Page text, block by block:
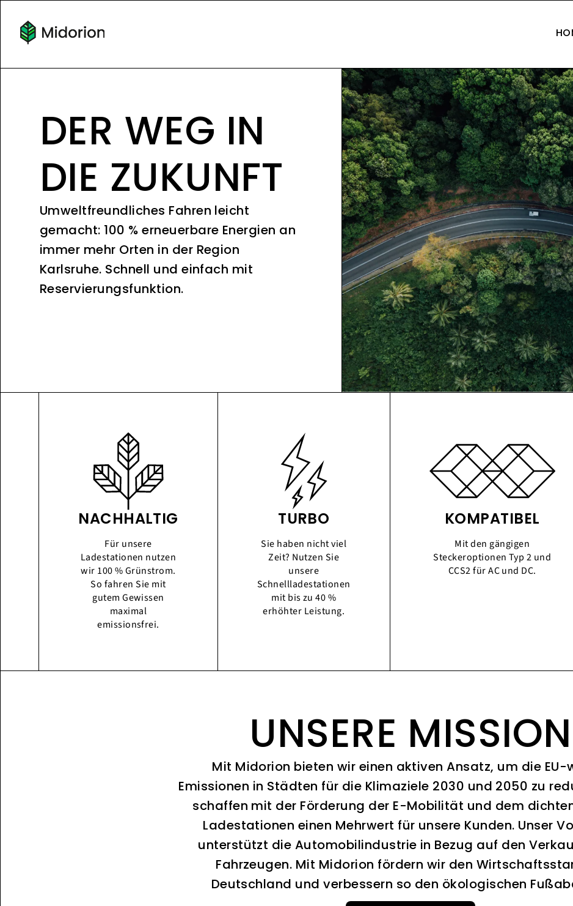
DER WEG IN
DIE ZUKUNFT
Umweltfreundliches Fahren leicht
gemacht: 100 % erneuerbare Energien an
immer mehr Orten in der Region
Karlsruhe. Schnell und einfach mit
Reservierungsfunktion.
NACHHALTIG
Für unsere
Ladestationen nutzen
wir 100 % Grünstrom.
So fahren Sie mit
gutem Gewissen
maximal
emissionsfrei.
TURBO
Sie haben nicht viel
Zeit? Nutzen Sie
unsere
Schnellladestationen
mit bis zu 40 %
erhöhter Leistung.
KOMPATIBEL
Mit den gängigen
Steckeroptionen Typ 2 und
CCS2 für AC und DC.
UNSERE MISSION
Mit Midorion bieten wir einen aktiven Ansatz, um die EU-
Emissionen in Städten für die Klimaziele 2030 und 2050 zu
schaffen mit der Förderung der E-Mobilität und dem
Ladestationen einen Mehrwert für unsere Kunden. Unser
unterstützt die Automobilindustrie in Bezug auf den
Fahrzeugen. Mit Midorion fördern wir den
Deutschland und verbessern so den ökologischen